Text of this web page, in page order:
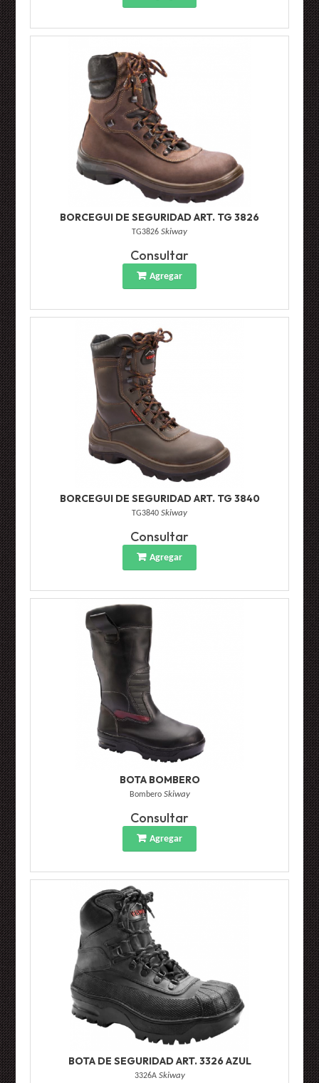
BORCEGUI DE SEGURIDAD ART. TG 3826
TG3826 Skiway
Consultar
Agregar
BORCEGUI DE SEGURIDAD ART. TG 3840
TG3840 Skiway
Consultar
Agregar
BOTA BOMBERO
Bombero Skiway
Consultar
Agregar
BOTA DE SEGURIDAD ART. 3326 AZUL
3326A Skiway